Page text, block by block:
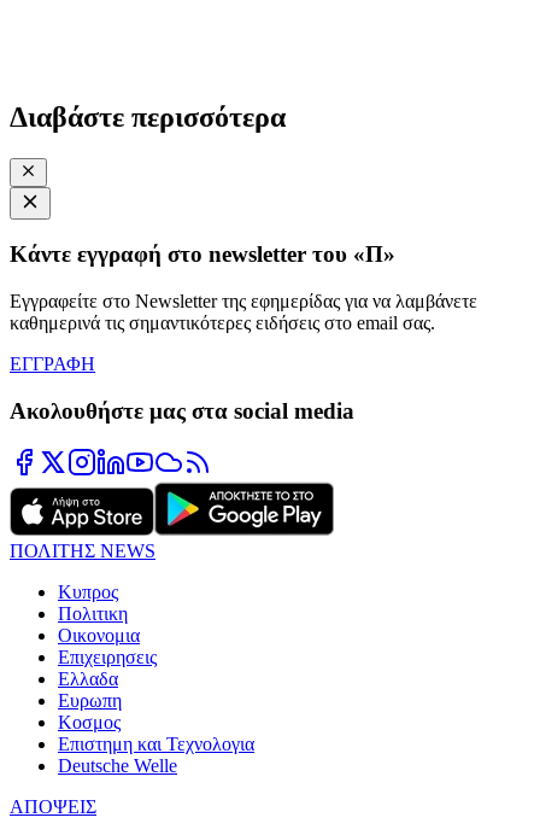
Διαβάστε περισσότερα
Κάντε εγγραφή στο newsletter του «Π»
Εγγραφείτε στο Newsletter της εφημερίδας για να λαμβάνετε
καθημερινά τις σημαντικότερες ειδήσεις στο email σας.
ΕΓΓΡΑΦΗ
Ακολουθήστε μας στα social media
ΠΟΛΙΤΗΣ NEWS
Κυπρος
Πολιτικη
Οικονομια
Επιχειρησεις
Ελλαδα
Ευρωπη
Κοσμος
Επιστημη και Τεχνολογια
Deutsche Welle
ΑΠΟΨΕΙΣ